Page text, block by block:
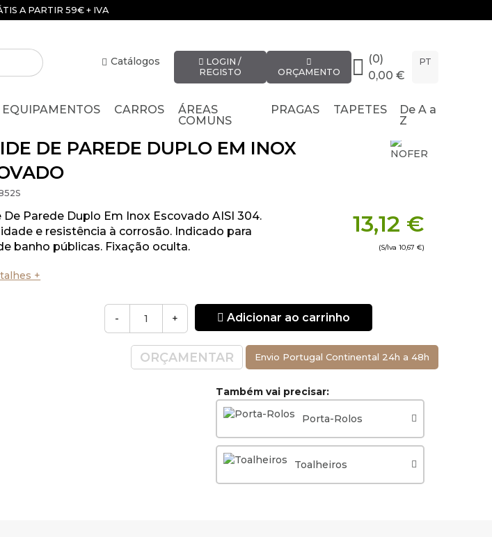
A PARTIR 59€ + IVA
Catálogos
LOGIN /
REGISTO
ORÇAMENTO
(0)
0,00 €
PT
EQUIPAMENTOS CARROS
ÁREAS
COMUNS
PRAGAS TAPETES
De A a
Z
DE PAREDE DUPLO EM INOX
13,12 €
(S/Iva 10,67 €)
De Parede Duplo Em Inox Escovado AISI 304.
e resistência à corrosão. Indicado para
banho públicas. Fixação oculta.
+
- + Adicionar ao carrinho
ORÇAMENTAR Envio Portugal Continental 24h a 48h
Também vai precisar:
Porta-Rolos
Toalheiros